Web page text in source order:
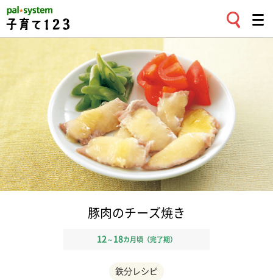
豚肉のチーズ焼き
12 ～ 18カ月頃（完了期）
鉄分レシピ